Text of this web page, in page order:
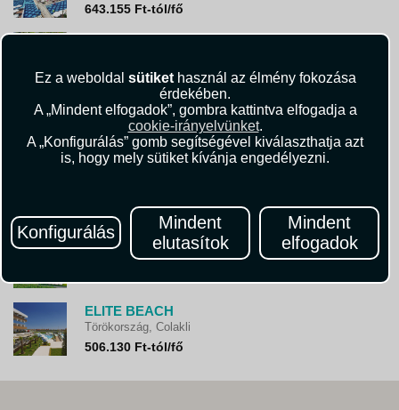
Ez a weboldal sütikethasznál az élmény fokozása
érdekében.
A „Mindent elfogadok”, gombra kattintva elfogadja a
cookie-irányelvünket.
A „Konfigurálás” gomb segítségével kiválaszthatja azt
is, hogy mely sütiket kívánja engedélyezni.
Konfigurálás
Mindent
elutasítok
Mindent
elfogadok
643.155 Ft-tól/fő
590.625 Ft-tól/fő
Selin Kamelya Collection Exclusive Hotels
Törökország, Colakli
637.065 Ft-tól/fő
555.300 Ft-tól/fő
DIAMOND EXCELLENCE RESORT & SPA (EX. CRYSTAL PALACE)
Törökország, Colakli
433.580 Ft-tól/fő
ELITE BEACH
Törökország, Colakli
506.130 Ft-tól/fő